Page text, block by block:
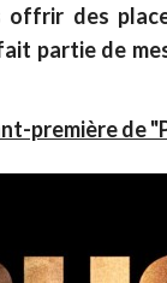
des
partie de
première de